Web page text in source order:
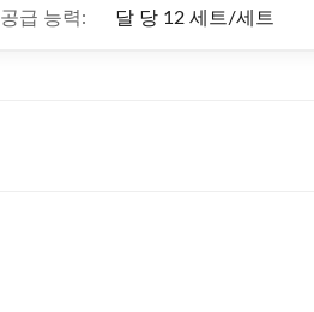
공급 능력: 달 당 12 세트/세트